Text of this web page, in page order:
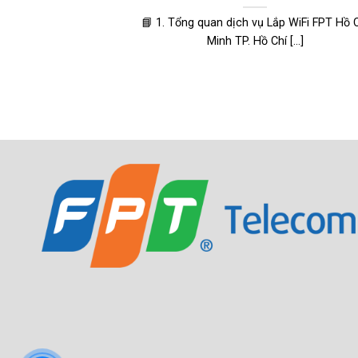
📘 1. Tổng quan dịch vụ Lắp WiFi FPT Hồ
Minh TP. Hồ Chí [...]